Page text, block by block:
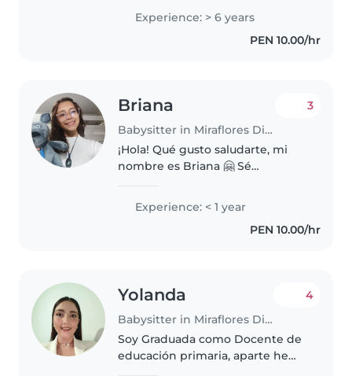
bienestar de los niños. Tengo
experiencia cuidando bebés y
niños, apoyándolos en su
Experience: > 6 years
PEN 10.00/hr
Briana
Babysitter in Miraflores District
3
¡Hola! Qué gusto saludarte, mi
nombre es Briana 🤗 Sé
cuidado de tus hijos en manos
de alguien nuevo requiere de
mucha confianza y tranquilidad.
Experience: < 1 year
PEN 10.00/hr
Yolanda
Babysitter in Miraflores District
4
Soy Graduada como Docente de
educación primaria, aparte he